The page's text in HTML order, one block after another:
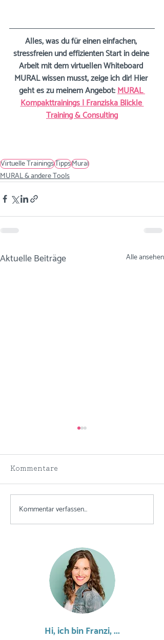
Alles, was du für einen einfachen,
stressfreien und effizienten Start in deine
Arbeit mit dem virtuellen Whiteboard
MURAL wissen musst, zeige ich dir! Hier
geht es zu meinem Angebot:MURAL
Kompakttrainings | Franziska Blickle
Training & Consulting
Virtuelle TrainingsTippsMural
MURAL & andere Tools
Aktuelle Beiträge Alle ansehen
MURAL Funktionen |
Kommentare
Kommentar verfassen...
Hi, ich bin Franzi, ...